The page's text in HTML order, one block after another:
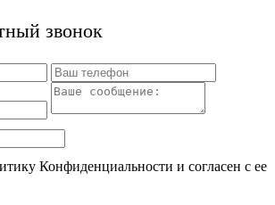
звонок
Конфиденциальности и согласен с ее